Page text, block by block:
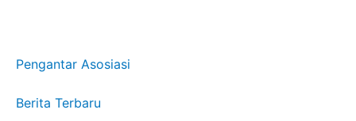
Pengantar Asosiasi
Berita Terbaru